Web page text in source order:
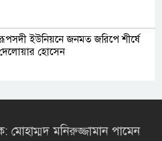
ইউনিয়নে জনমত জরিপে শীর্ষে
হোসেন
ভবনের এলডি হলে প্রধানমন্ত্রীর
মোহাম্মদ মনিরুজ্জামান পামেন